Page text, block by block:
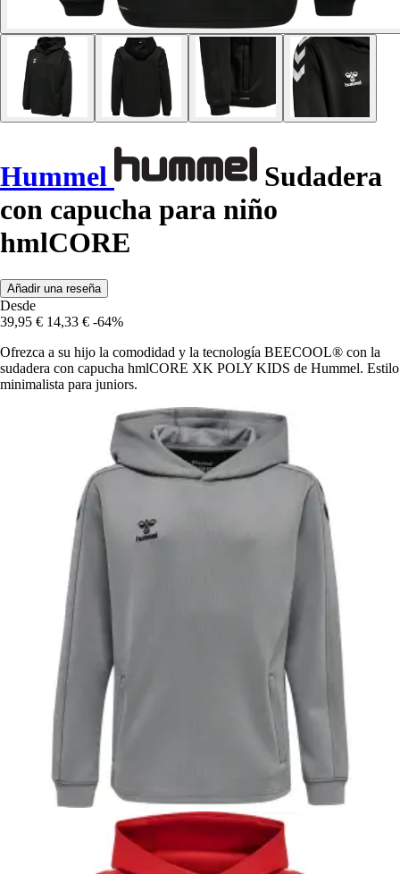
Hummel
Sudadera
con capucha para niño
hmlCORE
Añadir una reseña
Desde
39,95 € 14,33 € -64%
Ofrezca a su hijo la comodidad y la tecnología BEECOOL® con la
sudadera con capucha hmlCORE XK POLY KIDS de Hummel. Estilo
minimalista para juniors.